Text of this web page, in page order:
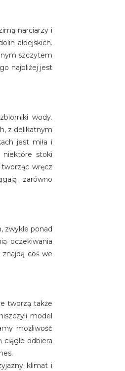
narciarzy i
alpejskich.
szczytem
najbliżej jest
wody.
z delikatnym
jest miła i
niektóre stoki
wręcz
zarówno
zwykle ponad
oczekiwania
coś we
tworzą także
model
możliwość
ciągle odbiera
klimat i